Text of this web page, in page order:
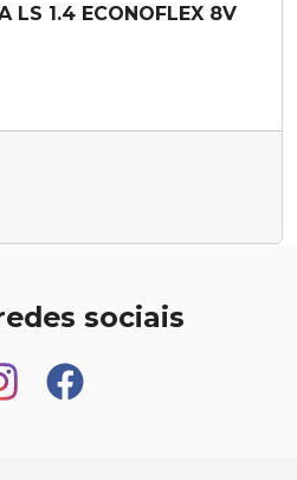
LS 1.4 ECONOFLEX 8V
sociais